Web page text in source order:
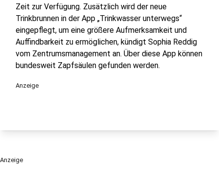
Zeit zur Verfügung. Zusätzlich wird der neue
Trinkbrunnen in der App „Trinkwasser unterwegs“
eingepflegt, um eine größere Aufmerksamkeit und
Auffindbarkeit zu ermöglichen, kündigt Sophia Reddig
vom Zentrumsmanagement an. Über diese App können
bundesweit Zapfsäulen gefunden werden.
Anzeige
Anzeige